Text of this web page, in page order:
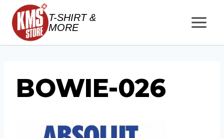
Salta
contenuto
T-SHIRT &
MORE
BOWIE-026